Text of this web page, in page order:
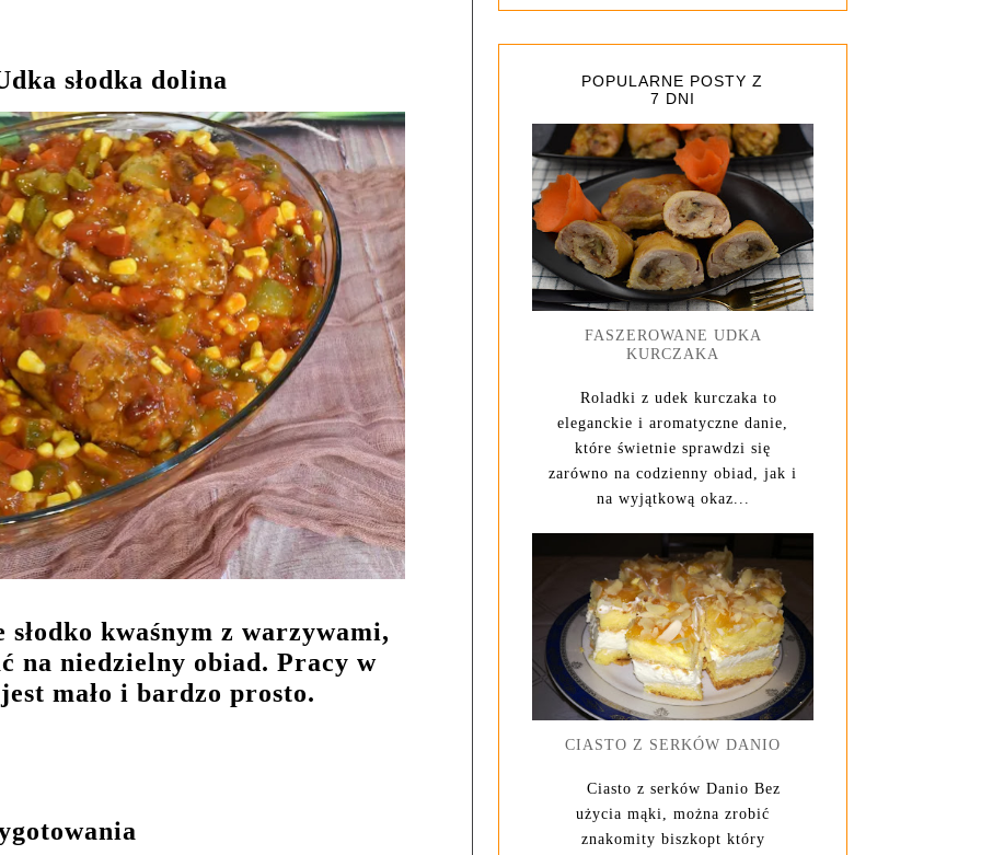
słodka dolina
słodko kwaśnym z warzywami,
na niedzielny obiad. Pracy w
mało i bardzo prosto.
POPULARNE POSTY Z
7 DNI
FASZEROWANE UDKA
KURCZAKA
Roladki z udek kurczaka to
eleganckie i aromatyczne danie,
które świetnie sprawdzi się
zarówno na codzienny obiad, jak i
na wyjątkową okaz...
CIASTO Z SERKÓW DANIO
Ciasto z serków Danio Bez
użycia mąki, można zrobić
znakomity biszkopt który